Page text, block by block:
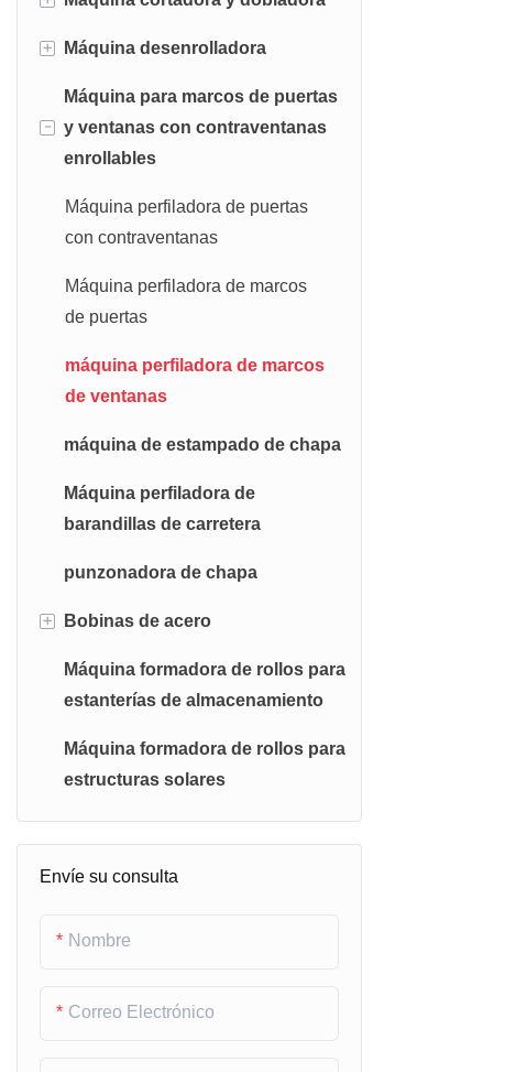
Máquina perfiladora de costura
alzada
Máquina de curvas de techo de
acero
Máquina perfiladora de quillas
de acero ligero Z
bajante
Máquina de codo de bajante
de correas C
Máquina formadora de rollos
Cizalla hidráulica
Dobladora Hidráulica
+ Máquina desenrolladora
Desenrollador hidráulico
-
Máquina para marcos de puertas
y ventanas con contraventanas
enrollables
Máquina perfiladora de puertas
con contraventanas
Máquina perfiladora de marcos
de puertas
máquina perfiladora de marcos
de ventanas
máquina de estampado de chapa
Máquina perfiladora de
barandillas de carretera
punzonadora de chapa
+ Bobinas de acero
Bobinas de acero galvanizado
Bobinas de acero Galvalume
prepintadas
Máquina formadora de rollos para
estanterías de almacenamiento
Máquina formadora de rollos para
estructuras solares
Envíe su consulta
Nombre
Correo Electrónico